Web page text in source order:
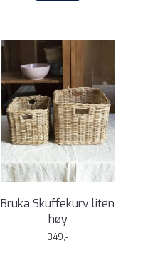
Bruka Skuffekurv liten
høy
349,-